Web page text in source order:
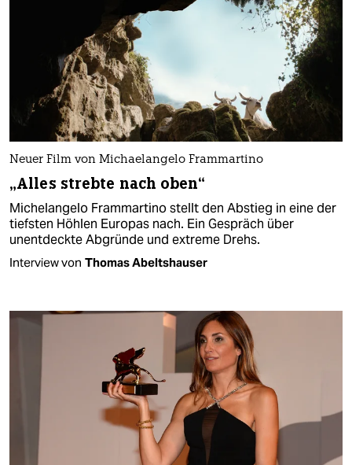
Neuer Film von Michaelangelo Frammartino
„Alles strebte nach oben“
Michelangelo Frammartino stellt den Abstieg in eine der
tiefsten Höhlen Europas nach. Ein Gespräch über
unentdeckte Abgründe und extreme Drehs.
Interview von Thomas Abeltshauser